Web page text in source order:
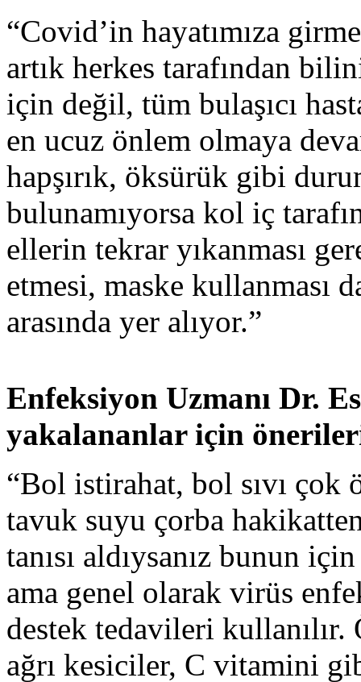
“Covid’in hayatımıza
artık herkes tarafından
için değil, tüm bulaşıcı
en ucuz önlem olmaya
hapşırık, öksürük gibi
bulunamıyorsa kol iç
ellerin tekrar yıkanması
etmesi, maske kullanması
arasında yer alıyor.”
Enfeksiyon Uzmanı Dr.
yakalananlar için
“Bol istirahat, bol sıvı
tavuk suyu çorba
tanısı aldıysanız bunun
ama genel olarak virüs
destek tedavileri kullanılır.
ağrı kesiciler, C vitamini